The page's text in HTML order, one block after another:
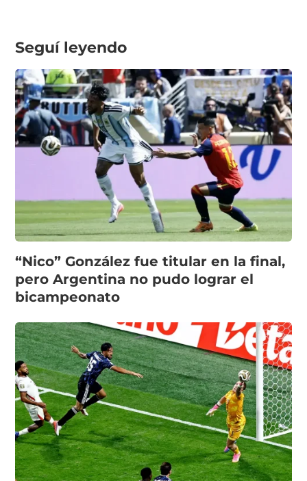
Seguí leyendo
“Nico” González fue titular en la final,
pero Argentina no pudo lograr el
bicampeonato